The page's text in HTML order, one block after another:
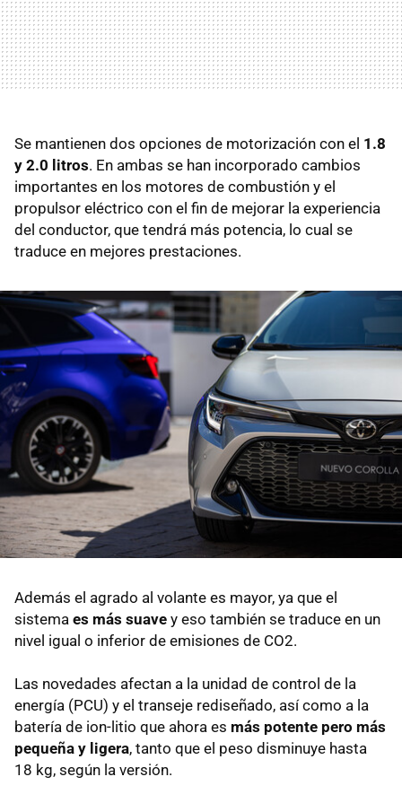
Se mantienen dos opciones de motorización con el 1.8
y 2.0 litros. En ambas se han incorporado cambios
importantes en los motores de combustión y el
propulsor eléctrico con el fin de mejorar la experiencia
del conductor, que tendrá más potencia, lo cual se
traduce en mejores prestaciones.
Además el agrado al volante es mayor, ya que el
sistema es más suave y eso también se traduce en un
nivel igual o inferior de emisiones de CO2.
Las novedades afectan a la unidad de control de la
energía (PCU) y el transeje rediseñado, así como a la
batería de ion-litio que ahora es más potente pero más
pequeña y ligera, tanto que el peso disminuye hasta
18 kg, según la versión.